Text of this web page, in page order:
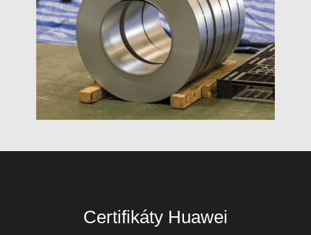
zliatina, odolný proti korózii a antioxidácii 1050 1060
1100 výroba a predaj hliníkových pásov
1100 Hliníkový Srtip
zliatiny,viacúčelový pás káblových trás
Certifikáty Huawei